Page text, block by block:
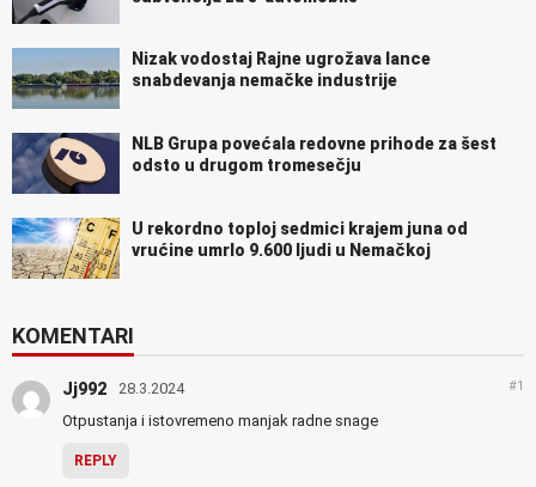
Nizak vodostaj Rajne ugrožava lance
snabdevanja nemačke industrije
NLB Grupa povećala redovne prihode za šest
odsto u drugom tromesečju
U rekordno toploj sedmici krajem juna od
vrućine umrlo 9.600 ljudi u Nemačkoj
KOMENTARI
Jj992 28.3.2024 #1
Otpustanja i istovremeno manjak radne snage
REPLY